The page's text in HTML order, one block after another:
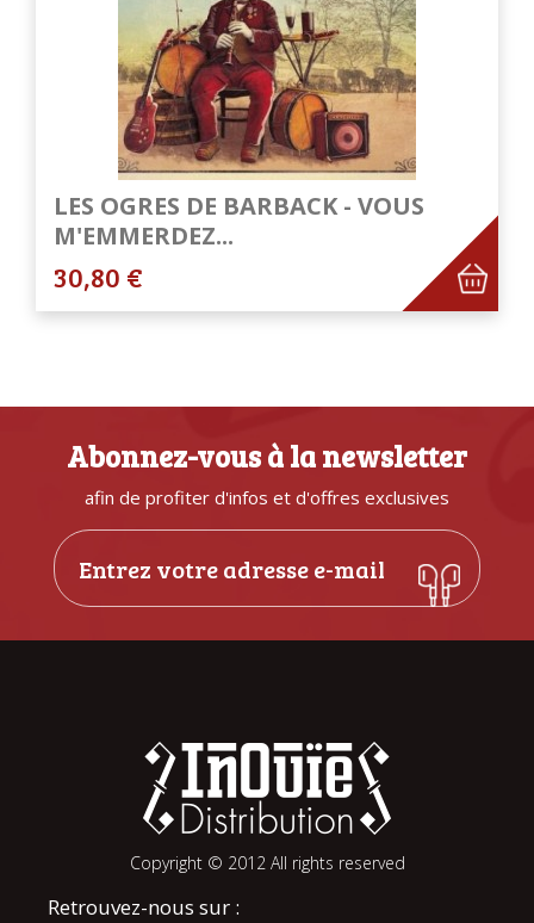
LES OGRES DE BARBACK - VOUS
M'EMMERDEZ...
30,80 €
Abonnez-vous à la newsletter
afin de profiter d'infos et d'offres exclusives
Copyright © 2012 All rights reserved
Retrouvez-nous sur :